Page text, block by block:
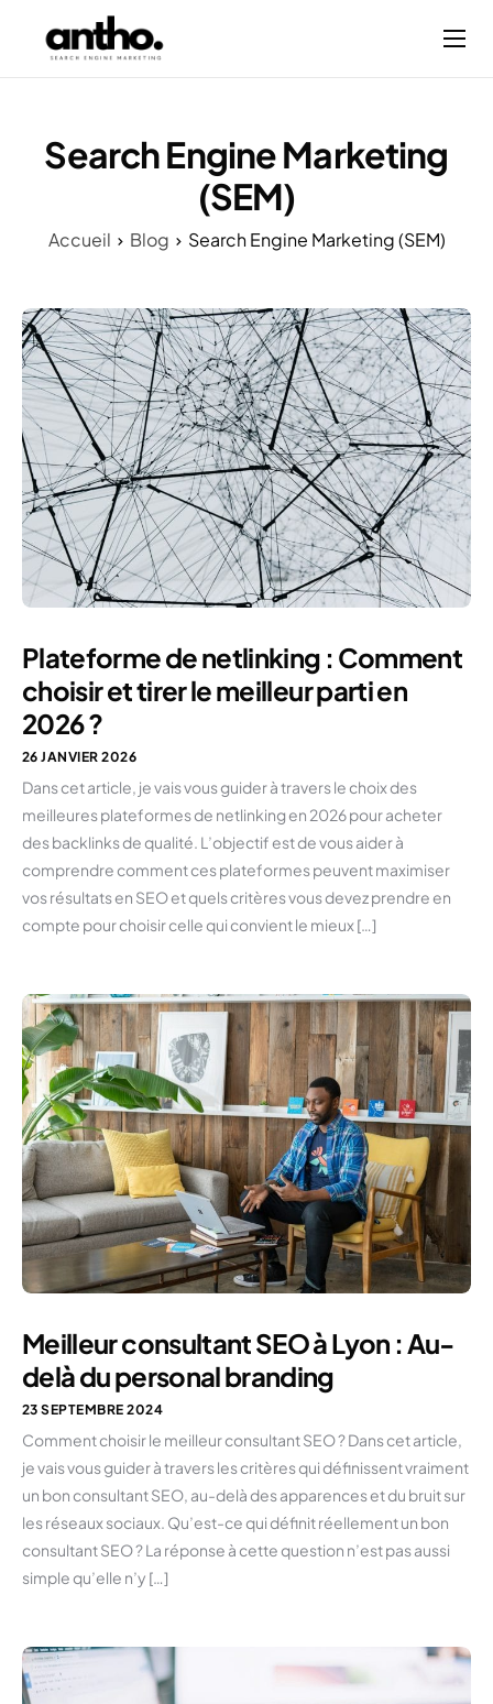
Mes services
À propos
Search Engine Marketing
(SEM)
Accueil Blog Search Engine Marketing (SEM)
Plateforme de netlinking : Comment
choisir et tirer le meilleur parti en
2026 ?
26 JANVIER 2026
Dans cet article, je vais vous guider à travers le choix des
meilleures plateformes de netlinking en 2026 pour acheter
des backlinks de qualité. L’objectif est de vous aider à
comprendre comment ces plateformes peuvent maximiser
vos résultats en SEO et quels critères vous devez prendre en
compte pour choisir celle qui convient le mieux […]
Meilleur consultant SEO à Lyon : Au-
delà du personal branding
23 SEPTEMBRE 2024
Comment choisir le meilleur consultant SEO ? Dans cet article,
je vais vous guider à travers les critères qui définissent vraiment
un bon consultant SEO, au-delà des apparences et du bruit sur
les réseaux sociaux. Qu’est-ce qui définit réellement un bon
consultant SEO ? La réponse à cette question n’est pas aussi
simple qu’elle n’y […]